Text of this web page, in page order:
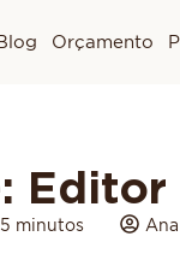
Orçamento
Editor
minutos